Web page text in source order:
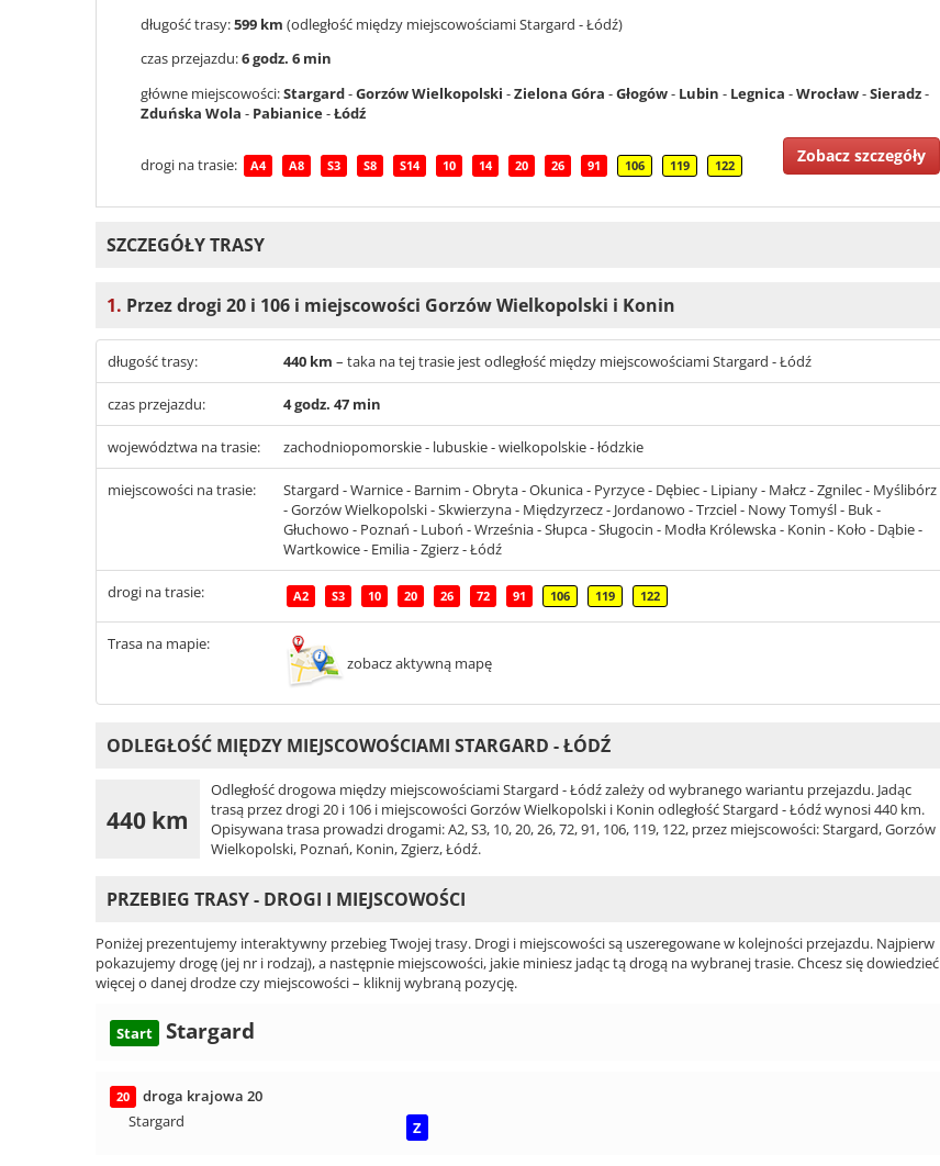
długość trasy:599 km (odległość między miejscowościami Stargard - Łódź)
czas przejazdu:6 godz. 6 min
główne miejscowości:Stargard-Gorzów Wielkopolski -Zielona Góra -Głogów- Lubin - Legnica -Wrocław-Sieradz-
Zduńska Wola - Pabianice-Łódź
drogi na trasie: A4 A8 S3 S8 S14 10 14 20 26 91 106 119 122
Zobacz szczegóły
SZCZEGÓŁY TRASY
1. Przez drogi 20 i 106 i miejscowości Gorzów Wielkopolski i Konin
długość trasy: 440 km – taka na tej trasie jest odległość między miejscowościami Stargard - Łódź
czas przejazdu: 4 godz. 47 min
województwa na trasie: zachodniopomorskie - lubuskie - wielkopolskie - łódzkie
miejscowości na trasie:
Stargard - Warnice - Barnim - Obryta - Okunica - Pyrzyce - Dębiec - Lipiany - Małcz - Zgnilec - Myślibórz
- Gorzów Wielkopolski - Skwierzyna - Międzyrzecz - Jordanowo - Trzciel - Nowy Tomyśl - Buk -
Głuchowo - Poznań - Luboń - Września - Słupca - Sługocin - Modła Królewska - Konin - Koło - Dąbie -
Wartkowice - Emilia - Zgierz - Łódź
drogi na trasie: A2 S3 10 20 26 72 91 106 119 122
Trasa na mapie:
zobacz aktywną mapę
ODLEGŁOŚĆ MIĘDZY MIEJSCOWOŚCIAMI STARGARD - ŁÓDŹ
440 km
Odległość drogowa między miejscowościami Stargard - Łódź zależy od wybranego wariantu przejazdu. Jadąc
trasą przez drogi 20 i 106 i miejscowości Gorzów Wielkopolski i Konin odległość Stargard - Łódź wynosi 440 km.
Opisywana trasa prowadzi drogami: A2, S3, 10, 20, 26, 72, 91, 106, 119, 122, przez miejscowości: Stargard, Gorzów
Wielkopolski, Poznań, Konin, Zgierz, Łódź.
PRZEBIEG TRASY - DROGI I MIEJSCOWOŚCI
Poniżej prezentujemy interaktywny przebieg Twojej trasy. Drogi i miejscowości są uszeregowane w kolejności przejazdu. Najpierw
pokazujemy drogę (jej nr i rodzaj), a następnie miejscowości, jakie miniesz jadąc tą drogą na wybranej trasie. Chcesz się dowiedzieć
więcej o danej drodze czy miejscowości – kliknij wybraną pozycję.
Start Stargard
20
droga krajowa 20
Stargard
Z